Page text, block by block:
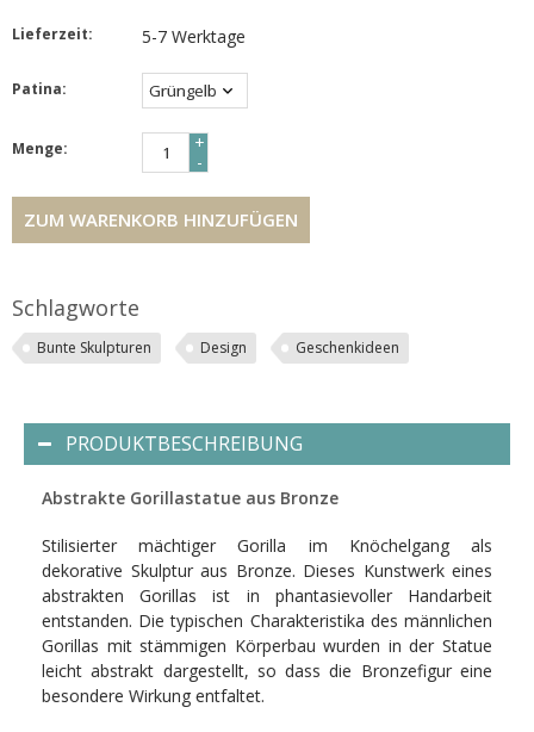
Lieferzeit: 5-7 Werktage
Patina:
Menge:
+
-
ZUM WARENKORB HINZUFÜGEN
Schlagworte
Bunte Skulpturen Design Geschenkideen
PRODUKTBESCHREIBUNG
Abstrakte Gorillastatue aus Bronze
Stilisierter mächtiger Gorilla im Knöchelgang als
dekorative Skulptur aus Bronze. Dieses Kunstwerk eines
abstrakten Gorillas ist in phantasievoller Handarbeit
entstanden. Die typischen Charakteristika des männlichen
Gorillas mit stämmigen Körperbau wurden in der Statue
leicht abstrakt dargestellt, so dass die Bronzefigur eine
besondere Wirkung entfaltet.